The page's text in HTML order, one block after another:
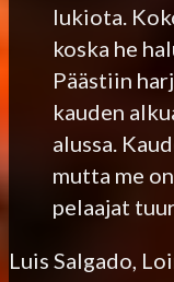
lukiota.
koska he
Päästiin
kauden
alussa.
mutta me
pelaajat
Luis Salgado,